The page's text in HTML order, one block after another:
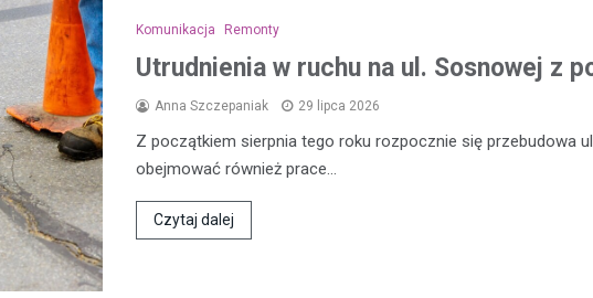
Komunikacja Remonty
Utrudnienia w ruchu na ul. Sosnowej z
Anna Szczepaniak 29 lipca 2026
Z początkiem sierpnia tego roku rozpocznie się przebudowa
obejmować również prace…
Czytaj dalej